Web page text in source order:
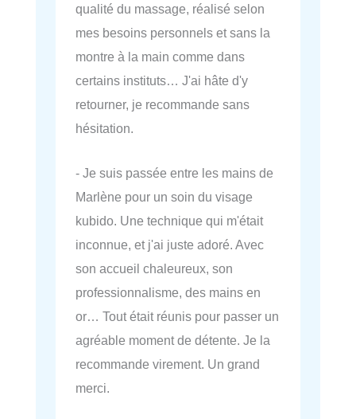
qualité du massage, réalisé selon
mes besoins personnels et sans la
montre à la main comme dans
certains instituts… J'ai hâte d'y
retourner, je recommande sans
hésitation.
- Je suis passée entre les mains de
Marlène pour un soin du visage
kubido. Une technique qui m'était
inconnue, et j'ai juste adoré. Avec
son accueil chaleureux, son
professionnalisme, des mains en
or… Tout était réunis pour passer un
agréable moment de détente. Je la
recommande virement. Un grand
merci.